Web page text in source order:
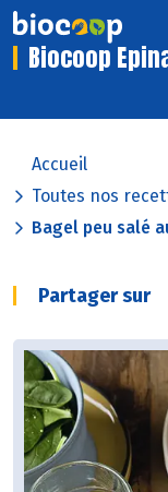
Biocoop
Accueil
Toutes nos
Bagel peu salé
Partager sur